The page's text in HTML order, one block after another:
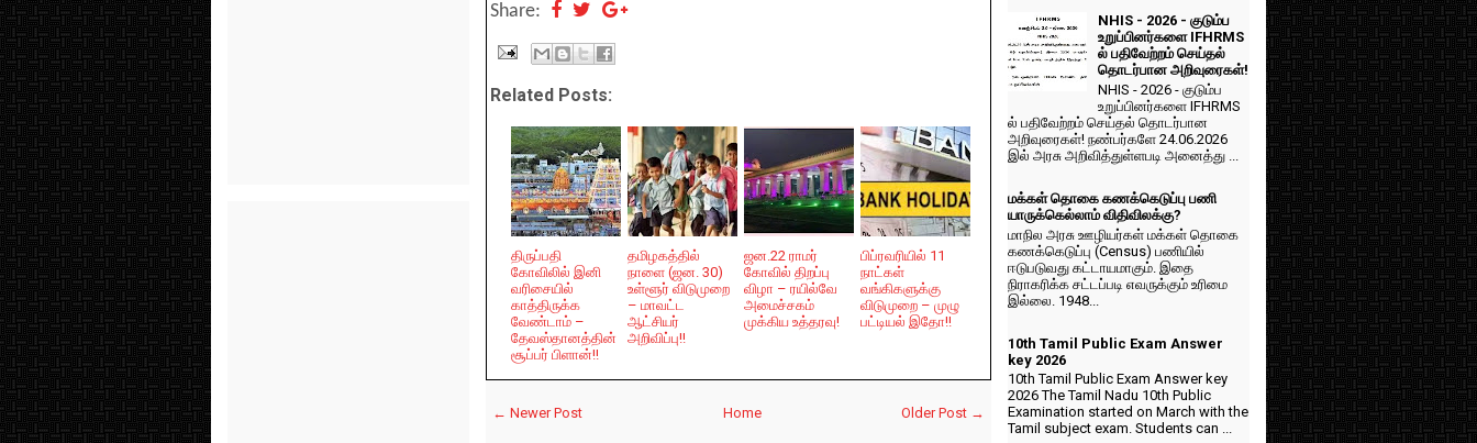
Share:
Related Posts:
திருப்பதி
கோவிலில் இனி
வரிசையில்
காத்திருக்க
வேண்டாம் –
தேவஸ்தானத்தின்
சூப்பர் பிளான்!!
தமிழகத்தில்
நாளை (ஜன. 30)
உள்ளூர் விடுமுறை
– மாவட்ட
ஆட்சியர்
அறிவிப்பு!!
ஜன.22 ராமர்
கோவில் திறப்பு
விழா – ரயில்வே
அமைச்சகம்
முக்கிய உத்தரவு!
பிப்ரவரியில் 11
நாட்கள்
வங்கிகளுக்கு
விடுமுறை – முழு
பட்டியல் இதோ!!
← Newer Post Older Post →
Home
NHIS - 2026 - குடும்ப
உறுப்பினர்களை IFHRMS
ல் பதிவேற்றம் செய்தல்
தொடர்பான அறிவுரைகள்!
NHIS - 2026 - குடும்ப
உறுப்பினர்களை IFHRMS
ல் பதிவேற்றம் செய்தல் தொடர்பான
அறிவுரைகள்! நண்பர்களே 24.06.2026
இல் அரசு அறிவித்துள்ளபடி அனைத்து ...
மக்கள் தொகை கணக்கெடுப்பு பணி
யாருக்கெல்லாம் விதிவிலக்கு?
மாநில அரசு ஊழியர்கள் மக்கள் தொகை
கணக்கெடுப்பு (Census) பணியில்
ஈடுபடுவது கட்டாயமாகும். இதை
நிராகரிக்க சட்டப்படி எவருக்கும் உரிமை
இல்லை. 1948...
10th Tamil Public Exam Answer
key 2026
10th Tamil Public Exam Answer key
2026 The Tamil Nadu 10th Public
Examination started on March with the
Tamil subject exam. Students can ...